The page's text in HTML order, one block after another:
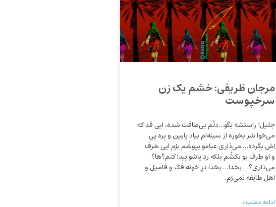
مرجان ظریفی: خشم یک زن
سرخپوست
جلیل! راستشه بگو…دلُم بی‌طاقت شده‏‏‏‎‎‎‏‏‏‏‏‏، ایی قد که
می‌خوا سُر بخوره از سینه‌ام بیاد پایین و بِره پی
ِاش بگرده… می‌ذاری عبامو بپوشُم برُم ایی طرف
و او طرف بو بکشُم بلکه رد پاشو پیدا کنم؟‌ها؟
می‌ذاری؟… بخدا… بخدا درِ خونه فک و فامیل و
اهل طایفه نمی‌رُم.
ادامه مطلب »